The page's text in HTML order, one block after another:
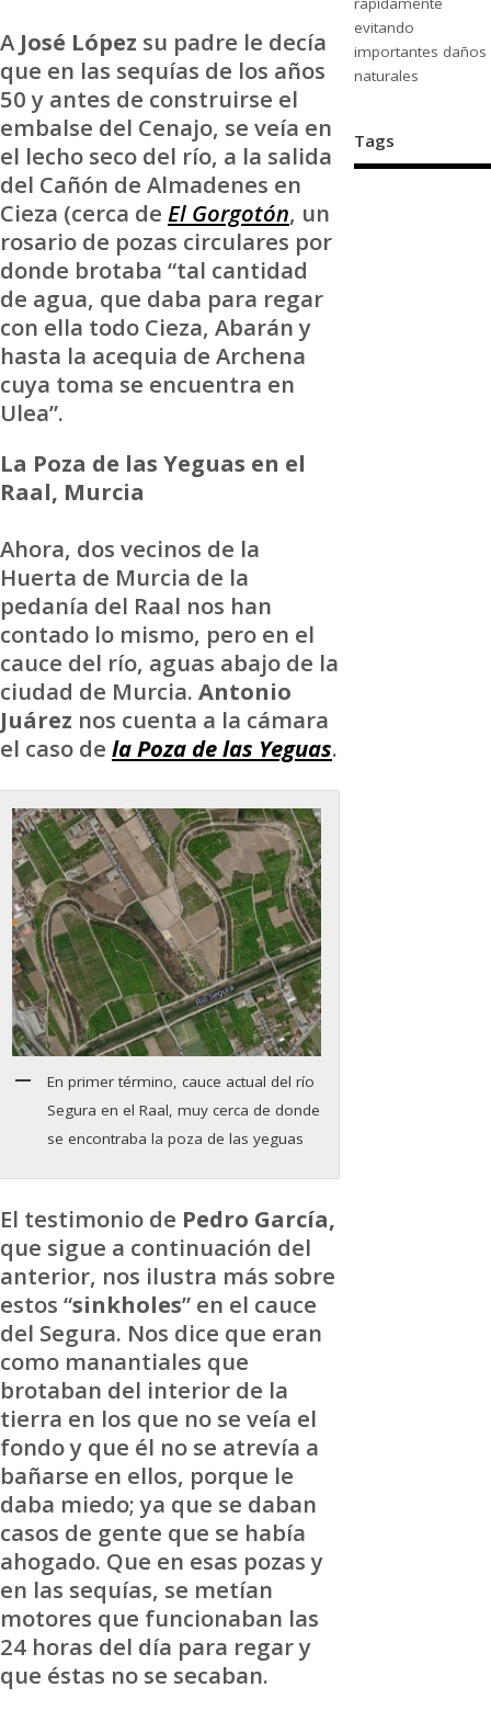
A José López su padre le decía
que en las sequías de los años
50 y antes de construirse el
embalse del Cenajo, se veía en
el lecho seco del río, a la salida
del Cañón de Almadenes en
Cieza (cerca de El Gorgotón, un
rosario de pozas circulares por
donde brotaba “tal cantidad
de agua, que daba para regar
con ella todo Cieza, Abarán y
hasta la acequia de Archena
cuya toma se encuentra en
Ulea”.
La Poza de las Yeguas en el
Raal, Murcia
Ahora, dos vecinos de la
Huerta de Murcia de la
pedanía del Raal nos han
contado lo mismo, pero en el
cauce del río, aguas abajo de la
ciudad de Murcia. Antonio
Juárez nos cuenta a la cámara
el caso de la Poza de las Yeguas.
En primer término, cauce actual del río
Segura en el Raal, muy cerca de donde
se encontraba la poza de las yeguas
El testimonio de Pedro García,
que sigue a continuación del
anterior, nos ilustra más sobre
estos “sinkholes” en el cauce
del Segura. Nos dice que eran
como manantiales que
brotaban del interior de la
tierra en los que no se veía el
fondo y que él no se atrevía a
bañarse en ellos, porque le
daba miedo; ya que se daban
casos de gente que se había
ahogado. Que en esas pozas y
en las sequías, se metían
motores que funcionaban las
24 horas del día para regar y
que éstas no se secaban.
evitando
importantes daños
naturales
Tags